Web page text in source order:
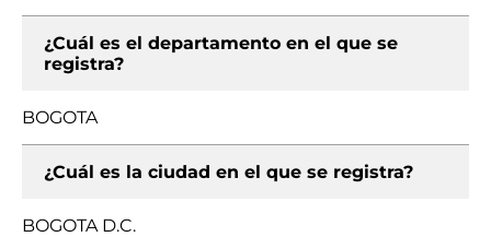
¿Cuál es el departamento en el que se
registra?
BOGOTA
¿Cuál es la ciudad en el que se registra?
BOGOTA D.C.